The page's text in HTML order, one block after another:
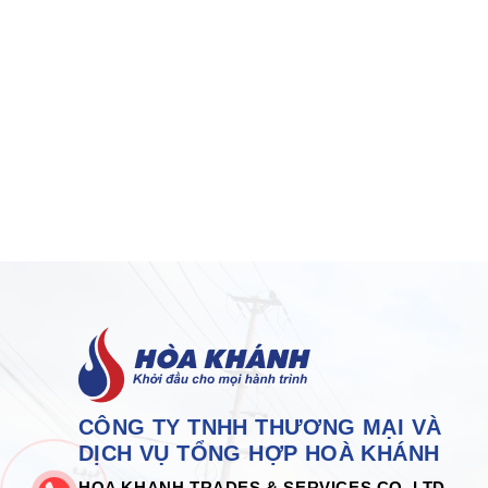
CÔNG TY TNHH THƯƠNG MẠI VÀ
DỊCH VỤ TỔNG HỢP HOÀ KHÁNH